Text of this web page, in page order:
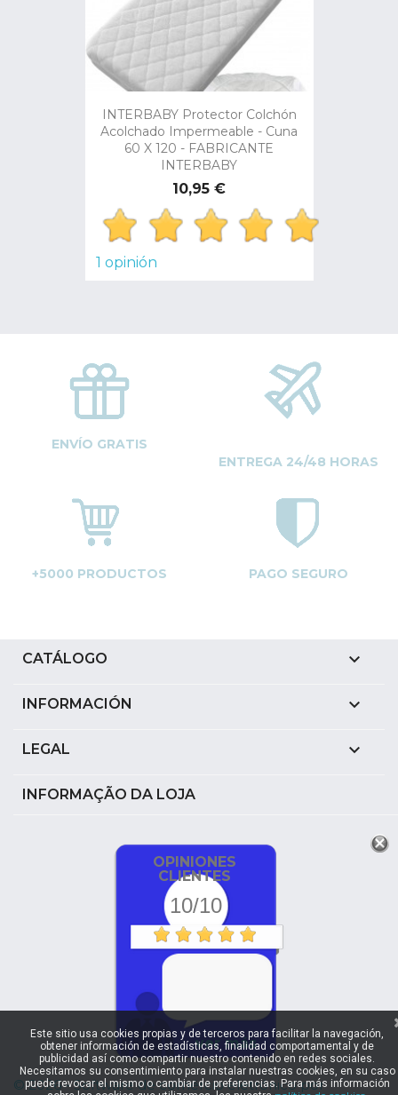
INTERBABY Protector Colchón
Acolchado Impermeable - Cuna
60 X 120 - FABRICANTE
INTERBABY
Preço
10,95 €
1 opinión
ENVÍO GRATIS
ENTREGA 24/48 HORAS
+5000 PRODUCTOS PAGO SEGURO
CATÁLOGO 
INFORMACIÓN 
LEGAL 
INFORMAÇÃO DA LOJA
OPINIONES
CLIENTES
10/10
ver más
© 2026 - Software de comércio eletrónico por
Este sitio usa cookies propias y de terceros para facilitar la navegación,
obtener información de estadísticas, finalidad comportamental y de
publicidad así como compartir nuestro contenido en redes sociales.
Necesitamos su consentimiento para instalar nuestras cookies, en su caso
puede revocar el mismo o cambiar de preferencias. Para más información